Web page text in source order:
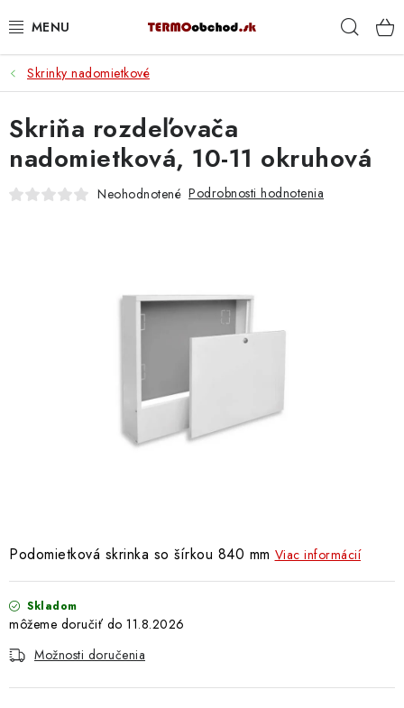
na
VYKUROVANIE
ROZVOD VODY A KÚRENIA
ODPAD A KANALIZÁCIA
PREČO SA OPLATÍ KUPOVAŤ RADIÁTORY KORADO
CEZ TERMOOBCHOD.SK
Skrinky nadomietkové
Podomietková skrinka so šírkou 840 mm Viac informácií
Skladom
11.8.2026
Možnosti doručenia
Skriňa rozdeľovača
nadomietková, 10-11 okruhová
Neohodnotené Podrobnosti hodnotenia